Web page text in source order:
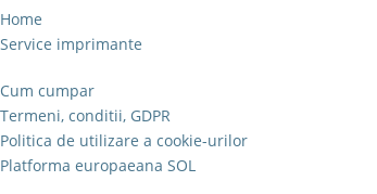
Home
Service imprimante
Cum cumpar
Termeni, conditii, GDPR
Politica de utilizare a cookie-urilor
Platforma europaeana SOL